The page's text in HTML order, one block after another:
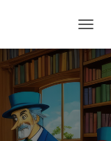
A
V
G
T